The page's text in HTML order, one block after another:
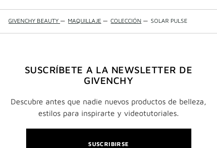
GIVENCHY BEAUTY — MAQUILLAJE — COLECCIÓN — SOLAR PULSE
SUSCRÍBETE A LA NEWSLETTER DE
GIVENCHY
Descubre antes que nadie nuevos productos de belleza,
estilos para inspirarte y videotutoriales.
SUSCRIBIRSE